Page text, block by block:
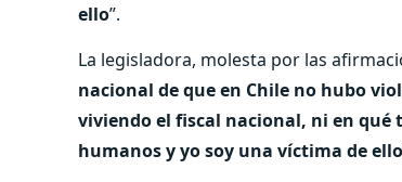
ello”.
La legisladora, molesta por las
nacional de que en Chile no hubo
viviendo el fiscal nacional, ni en qué
humanos y yo soy una víctima de ello